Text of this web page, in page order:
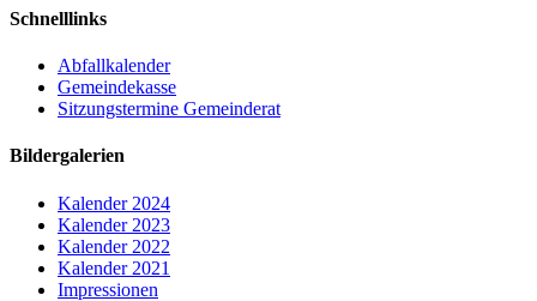
Schnelllinks
Abfallkalender
Gemeindekasse
Sitzungstermine Gemeinderat
Bildergalerien
Kalender 2024
Kalender 2023
Kalender 2022
Kalender 2021
Impressionen